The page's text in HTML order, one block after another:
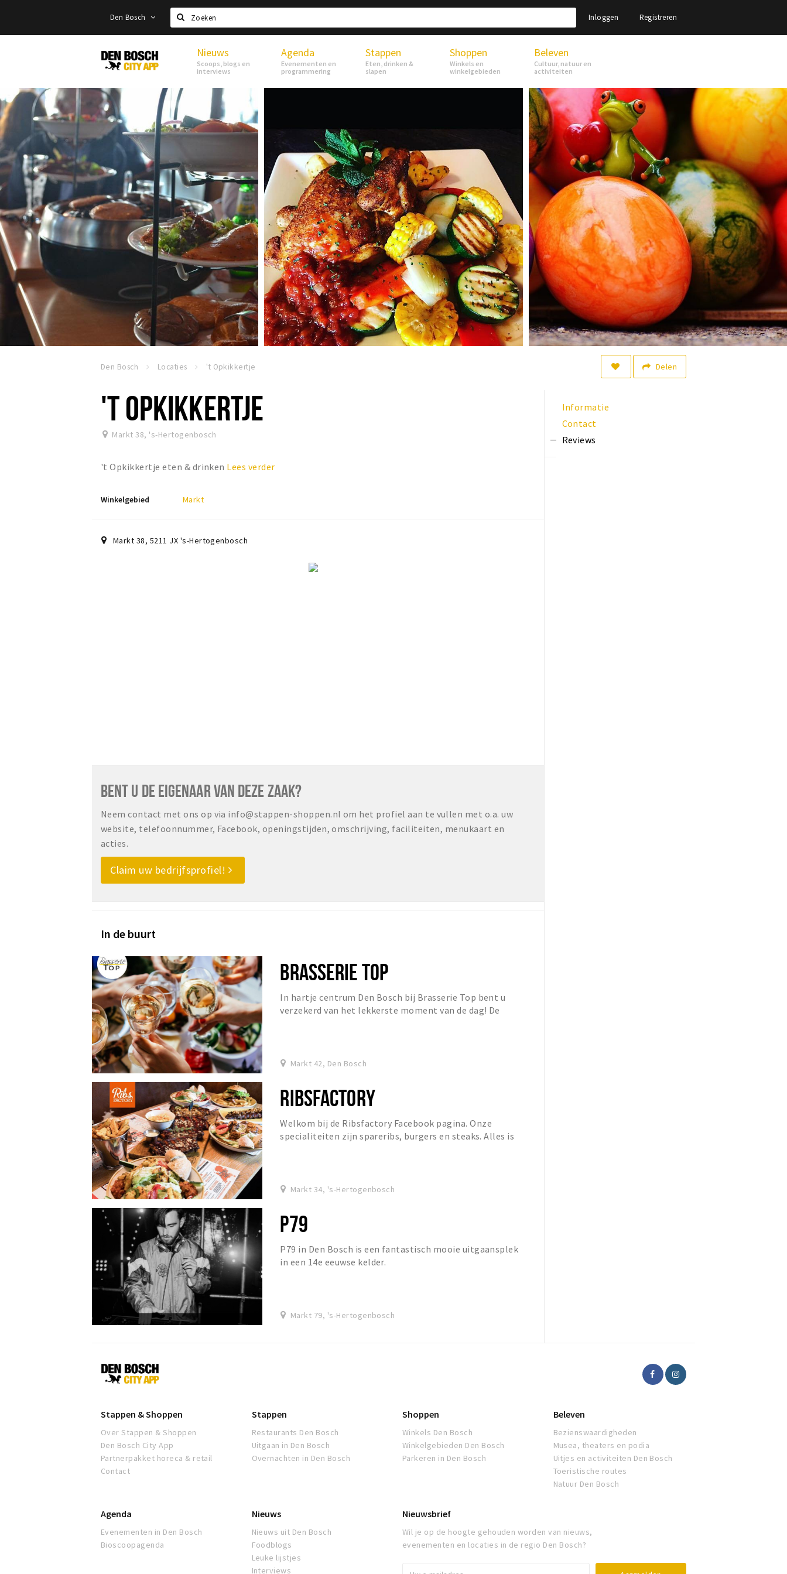
Den Bosch
Zoeken
Inloggen Registreren
Den
Bosch
Nieuws
Scoops, blogs en
interviews
Agenda
Evenementen en
programmering
Stappen
Eten, drinken &
slapen
Shoppen
Winkels en
winkelgebieden
Beleven
Cultuur, natuur en
activiteiten
Den Bosch Locaties 't Opkikkertje Delen
'T OPKIKKERTJE
Markt 38, 's-Hertogenbosch
't Opkikkertje eten & drinken Lees verder
Winkelgebied Markt
Markt 38, 5211 JX 's-Hertogenbosch
BENT U DE EIGENAAR VAN DEZE ZAAK?
Neem contact met ons op via info@stappen-shoppen.nl om het profiel aan te vullen met o.a. uw
website, telefoonnummer, Facebook, openingstijden, omschrijving, faciliteiten, menukaart en
acties.
Claim uw bedrijfsprofiel!
In de buurt
BRASSERIE TOP
In hartje centrum Den Bosch bij Brasserie Top bent u
verzekerd van het lekkerste moment van de dag! De
Markt 42, Den Bosch
RIBSFACTORY
Welkom bij de Ribsfactory Facebook pagina. Onze
specialiteiten zijn spareribs, burgers en steaks. Alles is
Markt 34, 's-Hertogenbosch
P79
P79 in Den Bosch is een fantastisch mooie uitgaansplek
in een 14e eeuwse kelder.
Markt 79, 's-Hertogenbosch
Informatie
Contact
Reviews
Den
Bosch
Stappen & Shoppen
Over Stappen & Shoppen
Den Bosch City App
Partnerpakket horeca & retail
Contact
Stappen
Restaurants Den Bosch
Uitgaan in Den Bosch
Overnachten in Den Bosch
Shoppen
Winkels Den Bosch
Winkelgebieden Den Bosch
Parkeren in Den Bosch
Beleven
Bezienswaardigheden
Musea, theaters en podia
Uitjes en activiteiten Den Bosch
Toeristische routes
Natuur Den Bosch
Agenda
Evenementen in Den Bosch
Bioscoopagenda
Nieuws
Nieuws uit Den Bosch
Foodblogs
Leuke lijstjes
Interviews
Nieuwsbrief
Wil je op de hoogte gehouden worden van nieuws,
evenementen en locaties in de regio Den Bosch?